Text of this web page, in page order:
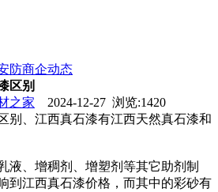
防商企动态
区别
之家 2024-12-27 浏览:1420
别、江西真石漆有江西天然真石漆和
液、增稠剂、增塑剂等其它助剂制
到江西真石漆价格，而其中的彩砂有